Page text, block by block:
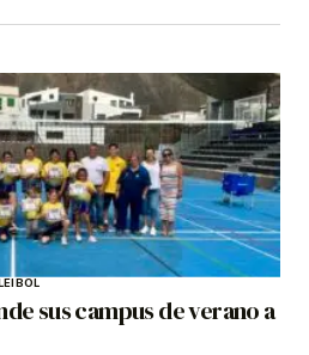
sus campus de verano a